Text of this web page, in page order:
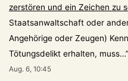
zerstören und ein Zeichen zu
Staatsanwaltschaft oder
Angehörige oder Zeugen)
Tötungsdelikt erhalten, muss…”
Aug. 6, 10:45